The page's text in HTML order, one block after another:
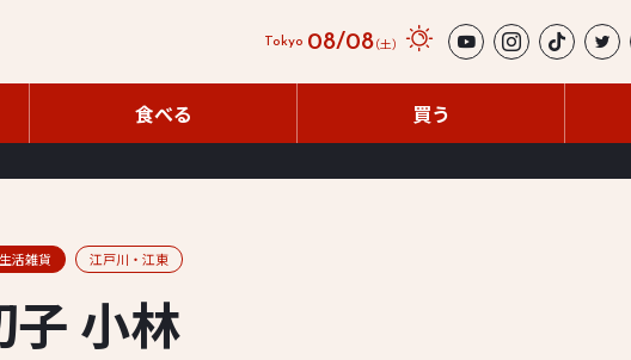
食べる
食べる
買う
買う
Tokyo 08/08（土）
生活雑貨 江戸川・江東
子 小林